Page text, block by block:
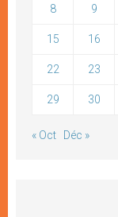
8 9
15 16
22 23
29 30
« Oct Déc »